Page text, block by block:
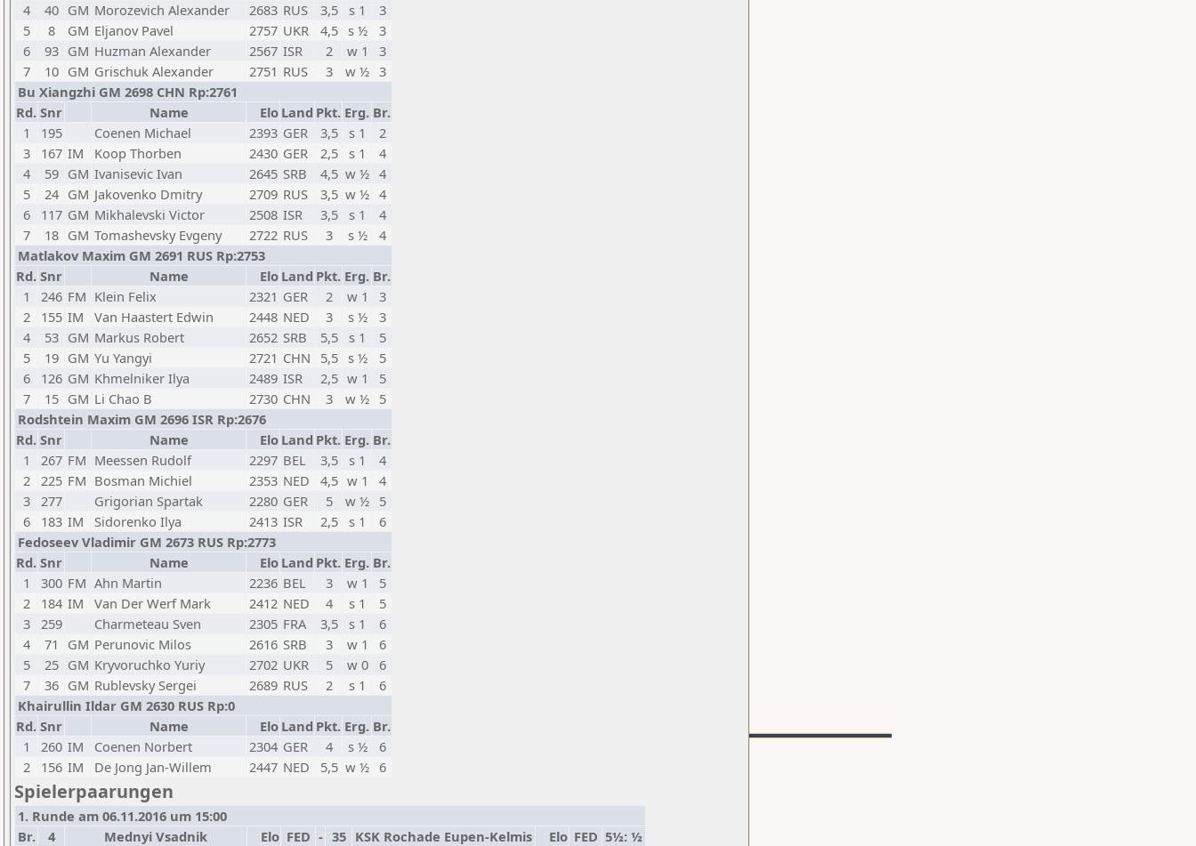
4
40 GM Morozevich Alexander 2683 RUS 3,5 s 1
3
5
8 GM Eljanov Pavel 2757 UKR 4,5 s ½
3
6
93 GM Huzman Alexander 2567 ISR 2 w 1
3
7
10 GM Grischuk Alexander 2751 RUS 3 w ½ 3
Bu Xiangzhi GM 2698 CHN Rp:2761
Rd. Snr Name Elo Land Pkt. Erg. Br.
1
195 Coenen Michael 2393 GER 3,5 s 1
2
3
167 IM Koop Thorben 2430 GER 2,5 s 1
4
4
59 GM Ivanisevic Ivan 2645 SRB 4,5 w ½ 4
5
24 GM Jakovenko Dmitry 2709 RUS 3,5 w ½ 4
6
117 GM Mikhalevski Victor 2508 ISR 3,5 s 1
4
7
18 GM Tomashevsky Evgeny 2722 RUS 3 s ½
4
Matlakov Maxim GM 2691 RUS Rp:2753
Rd. Snr Name Elo Land Pkt. Erg. Br.
1
246 FM Klein Felix 2321 GER 2 w 1
3
2
155 IM Van Haastert Edwin 2448 NED 3 s ½
3
4
53 GM Markus Robert 2652 SRB 5,5 s 1
5
5
19 GM Yu Yangyi 2721 CHN 5,5 s ½
5
6
126 GM Khmelniker Ilya 2489 ISR 2,5 w 1
5
7
15 GM Li Chao B 2730 CHN 3 w ½ 5
Rodshtein Maxim GM 2696 ISR Rp:2676
Rd. Snr Name Elo Land Pkt. Erg. Br.
1
267 FM Meessen Rudolf 2297 BEL 3,5 s 1
4
2 225 FM Bosman Michiel 2353 NED 4,5 w 1
4
3 277 Grigorian Spartak 2280 GER 5 w ½ 5
6
183 IM Sidorenko Ilya 2413 ISR 2,5 s 1
6
Fedoseev Vladimir GM 2673 RUS Rp:2773
Rd. Snr Name Elo Land Pkt. Erg. Br.
1
300 FM Ahn Martin 2236 BEL 3 w 1
5
2
184 IM Van Der Werf Mark 2412 NED 4 s 1
5
3 259 Charmeteau Sven 2305 FRA 3,5 s 1
6
4
71 GM Perunovic Milos 2616 SRB 3 w 1
6
5
25 GM Kryvoruchko Yuriy 2702 UKR 5 w 0
6
7
36 GM Rublevsky Sergei 2689 RUS 2 s 1
6
Khairullin Ildar GM 2630 RUS Rp:0
Rd. Snr Name Elo Land Pkt. Erg. Br.
1
260 IM Coenen Norbert 2304 GER 4 s ½
6
2
156 IM De Jong Jan-Willem 2447 NED 5,5 w ½ 6
Spielerpaarungen
1. Runde am 06.11.2016 um 15:00
Br.
4 Mednyi Vsadnik Elo FED - 35 KSK Rochade Eupen-Kelmis Elo FED 5½: ½